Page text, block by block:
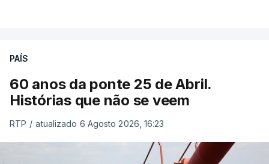
PAÍS
60 anos da ponte 25 de Abril.
Histórias que não se veem
RTP / atualizado 6 Agosto 2026, 16:23